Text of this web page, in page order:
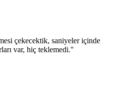
çekecektik, saniyeler içinde
var, hiç teklemedi."